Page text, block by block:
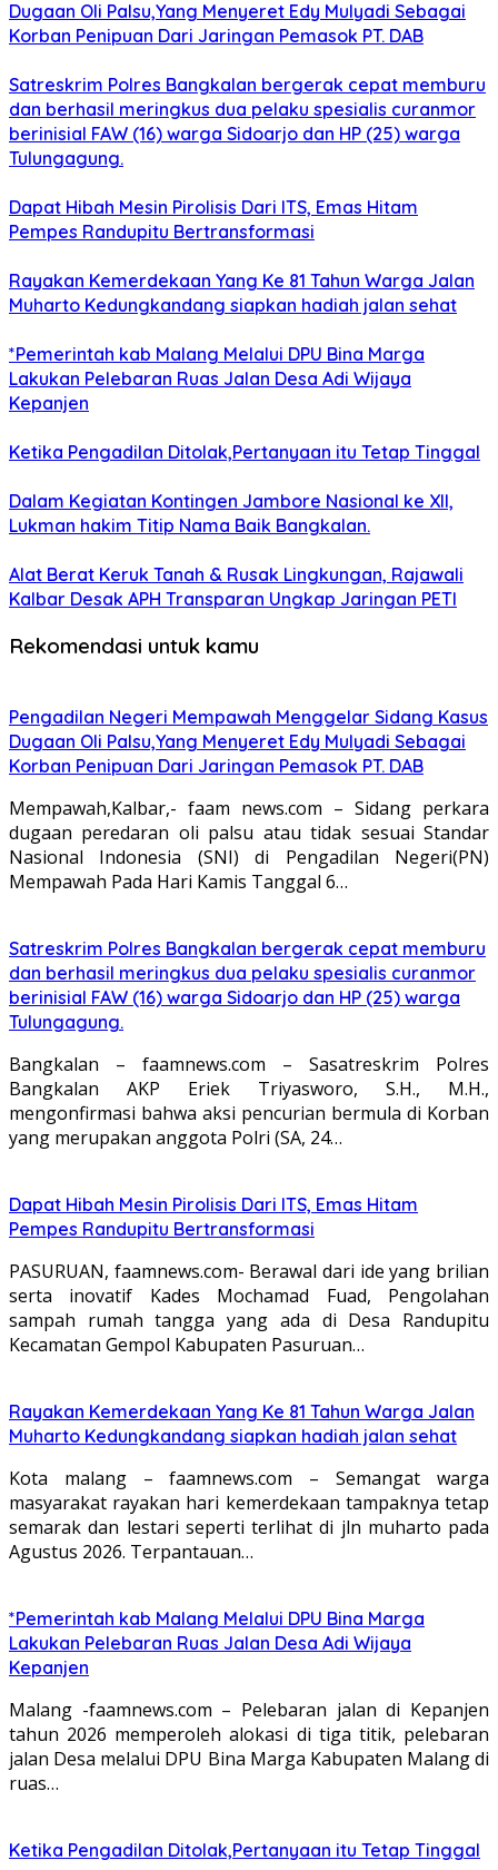
Dugaan Oli Palsu,Yang Menyeret Edy Mulyadi Sebagai
Korban Penipuan Dari Jaringan Pemasok PT. DAB
Satreskrim Polres Bangkalan bergerak cepat memburu
dan berhasil meringkus dua pelaku spesialis curanmor
berinisial FAW (16) warga Sidoarjo dan HP (25) warga
Tulungagung.
Dapat Hibah Mesin Pirolisis Dari ITS, Emas Hitam
Pempes Randupitu Bertransformasi
Rayakan Kemerdekaan Yang Ke 81 Tahun Warga Jalan
Muharto Kedungkandang siapkan hadiah jalan sehat
*Pemerintah kab Malang Melalui DPU Bina Marga
Lakukan Pelebaran Ruas Jalan Desa Adi Wijaya
Kepanjen
Ketika Pengadilan Ditolak,Pertanyaan itu Tetap Tinggal
Dalam Kegiatan Kontingen Jambore Nasional ke XII,
Lukman hakim Titip Nama Baik Bangkalan.
Alat Berat Keruk Tanah & Rusak Lingkungan, Rajawali
Kalbar Desak APH Transparan Ungkap Jaringan PETI
Rekomendasi untuk kamu
Pengadilan Negeri Mempawah Menggelar Sidang Kasus
Dugaan Oli Palsu,Yang Menyeret Edy Mulyadi Sebagai
Korban Penipuan Dari Jaringan Pemasok PT. DAB
Mempawah,Kalbar,- faam news.com – Sidang perkara
dugaan peredaran oli palsu atau tidak sesuai Standar
Nasional Indonesia (SNI) di Pengadilan Negeri(PN)
Mempawah Pada Hari Kamis Tanggal 6…
Satreskrim Polres Bangkalan bergerak cepat memburu
dan berhasil meringkus dua pelaku spesialis curanmor
berinisial FAW (16) warga Sidoarjo dan HP (25) warga
Tulungagung.
Bangkalan – faamnews.com – Sasatreskrim Polres
Bangkalan AKP Eriek Triyasworo, S.H., M.H.,
mengonfirmasi bahwa aksi pencurian bermula di Korban
yang merupakan anggota Polri (SA, 24…
Dapat Hibah Mesin Pirolisis Dari ITS, Emas Hitam
Pempes Randupitu Bertransformasi
PASURUAN, faamnews.com- Berawal dari ide yang brilian
serta inovatif Kades Mochamad Fuad, Pengolahan
sampah rumah tangga yang ada di Desa Randupitu
Kecamatan Gempol Kabupaten Pasuruan…
Rayakan Kemerdekaan Yang Ke 81 Tahun Warga Jalan
Muharto Kedungkandang siapkan hadiah jalan sehat
Kota malang – faamnews.com – Semangat warga
masyarakat rayakan hari kemerdekaan tampaknya tetap
semarak dan lestari seperti terlihat di jln muharto pada
Agustus 2026. Terpantauan…
*Pemerintah kab Malang Melalui DPU Bina Marga
Lakukan Pelebaran Ruas Jalan Desa Adi Wijaya
Kepanjen
Malang -faamnews.com – Pelebaran jalan di Kepanjen
tahun 2026 memperoleh alokasi di tiga titik, pelebaran
jalan Desa melalui DPU Bina Marga Kabupaten Malang di
ruas…
Ketika Pengadilan Ditolak,Pertanyaan itu Tetap Tinggal